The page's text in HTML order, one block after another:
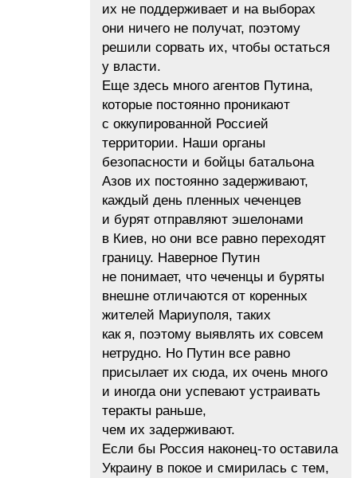
их не поддерживает и на выборах
они ничего не получат, поэтому
решили сорвать их, чтобы остаться
у власти.
Еще здесь много агентов Путина,
которые постоянно проникают
с оккупированной Россией
территории. Наши органы
безопасности и бойцы батальона
Азов их постоянно задерживают,
каждый день пленных чеченцев
и бурят отправляют эшелонами
в Киев, но они все равно переходят
границу. Наверное Путин
не понимает, что чеченцы и буряты
внешне отличаются от коренных
жителей Мариуполя, таких
как я, поэтому выявлять их совсем
нетрудно. Но Путин все равно
присылает их сюда, их очень много
и иногда они успевают устраивать
теракты раньше,
чем их задерживают.
Если бы Россия наконец-то оставила
Украину в покое и смирилась с тем,